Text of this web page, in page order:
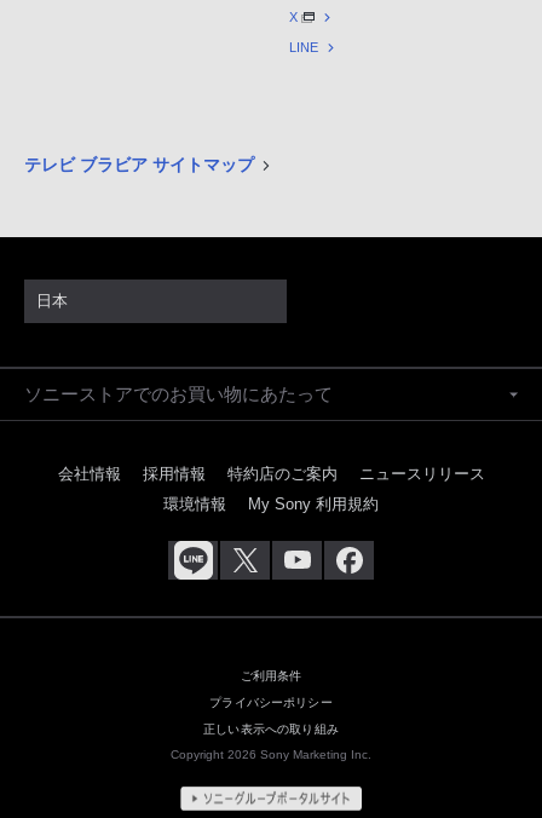
X
LINE
テレビ ブラビア サイトマップ
日本
ソニーストアでのお買い物にあたって
会社情報 採用情報 特約店のご案内
ニュースリリース
環境情報
My Sony 利用規約
ご利用条件
プライバシーポリシー
正しい表示への取り組み
Copyright 2026 Sony Marketing Inc.